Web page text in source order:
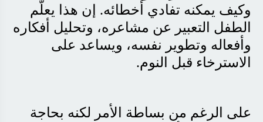
وكيف يمكنه تفادي أخطائه. إن هذا يعلّم
الطفل التعبير عن مشاعره، وتحليل أفكاره
وأفعاله وتطوير نفسه، ويساعد على
الاسترخاء قبل النوم.
على الرغم من بساطة الأمر لكنه بحاجة